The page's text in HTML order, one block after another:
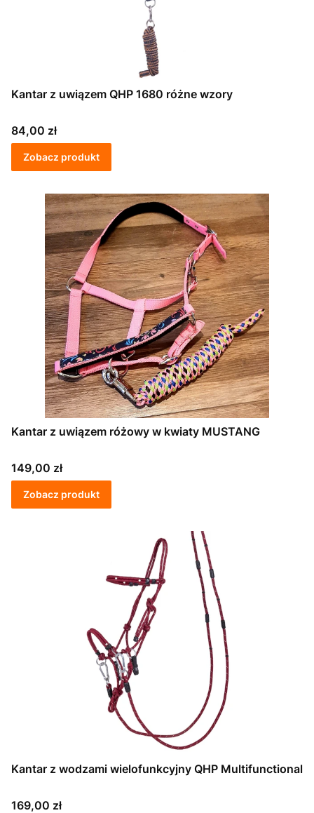
Kantar z uwiązem QHP 1680 różne wzory
Cena
84,00 zł
Zobacz produkt
Kantar z uwiązem różowy w kwiaty MUSTANG
Cena
149,00 zł
Zobacz produkt
Kantar z wodzami wielofunkcyjny QHP Multifunctional
Cena
169,00 zł